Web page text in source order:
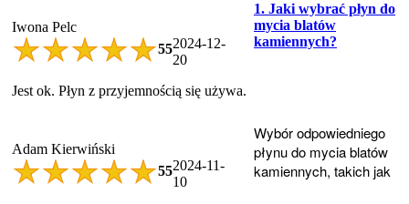
Iwona Pelc
552024-12-
20
Jest ok. Płyn z przyjemnością się używa.
Adam Kierwiński
552024-11-
10
1. Jaki wybrać płyn do
mycia blatów
kamiennych?
Wybór odpowiedniego
płynu do mycia blatów
kamiennych, takich jak